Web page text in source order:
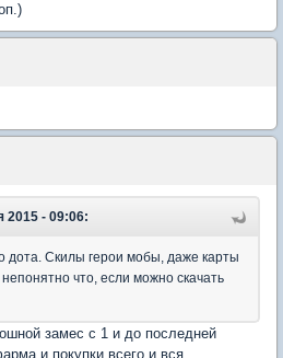
2015 - 09:06:
дота. Скилы герои мобы, даже карты
что, если можно скачать
замес с 1 и до последней
и покупки всего и вся